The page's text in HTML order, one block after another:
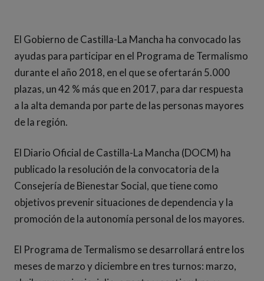
El Gobierno de Castilla-La Mancha ha convocado las
ayudas para participar en el Programa de Termalismo
durante el año 2018, en el que se ofertarán 5.000
plazas, un 42 % más que en 2017, para dar respuesta
a la alta demanda por parte de las personas mayores
de la región.
El Diario Oficial de Castilla-La Mancha (DOCM) ha
publicado la resolución de la convocatoria de la
Consejería de Bienestar Social, que tiene como
objetivos prevenir situaciones de dependencia y la
promoción de la autonomía personal de los mayores.
El Programa de Termalismo se desarrollará entre los
meses de marzo y diciembre en tres turnos: marzo,